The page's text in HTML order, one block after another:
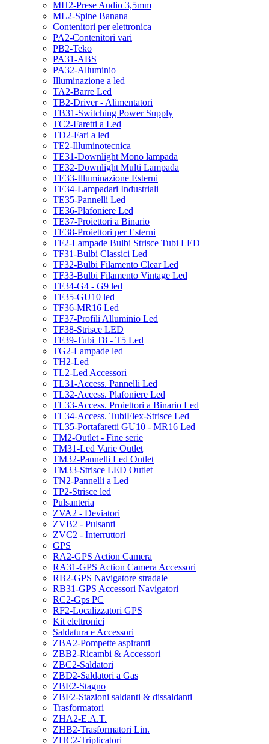
MH2-Prese Audio 3,5mm
ML2-Spine Banana
Contenitori per elettronica
PA2-Contenitori vari
PB2-Teko
PA31-ABS
PA32-Alluminio
Illuminazione a led
TA2-Barre Led
TB2-Driver - Alimentatori
TB31-Switching Power Supply
TC2-Faretti a Led
TD2-Fari a led
TE2-Illuminotecnica
TE31-Downlight Mono lampada
TE32-Downlight Multi Lampada
TE33-Illuminazione Esterni
TE34-Lampadari Industriali
TE35-Pannelli Led
TE36-Plafoniere Led
TE37-Proiettori a Binario
TE38-Proiettori per Esterni
TF2-Lampade Bulbi Strisce Tubi LED
TF31-Bulbi Classici Led
TF32-Bulbi Filamento Clear Led
TF33-Bulbi Filamento Vintage Led
TF34-G4 - G9 led
TF35-GU10 led
TF36-MR16 Led
TF37-Profili Alluminio Led
TF38-Strisce LED
TF39-Tubi T8 - T5 Led
TG2-Lampade led
TH2-Led
TL2-Led Accessori
TL31-Access. Pannelli Led
TL32-Access. Plafoniere Led
TL33-Access. Proiettori a Binario Led
TL34-Access. TubiFlex-Strisce Led
TL35-Portafaretti GU10 - MR16 Led
TM2-Outlet - Fine serie
TM31-Led Varie Outlet
TM32-Pannelli Led Outlet
TM33-Strisce LED Outlet
TN2-Pannelli a Led
TP2-Strisce led
Pulsanteria
ZVA2 - Deviatori
ZVB2 - Pulsanti
ZVC2 - Interruttori
GPS
RA2-GPS Action Camera
RA31-GPS Action Camera Accessori
RB2-GPS Navigatore stradale
RB31-GPS Accessori Navigatori
RC2-Gps PC
RF2-Localizzatori GPS
Kit elettronici
Saldatura e Accessori
ZBA2-Pompette aspiranti
ZBB2-Ricambi & Accessori
ZBC2-Saldatori
ZBD2-Saldatori a Gas
ZBE2-Stagno
ZBF2-Stazioni saldanti & dissaldanti
Trasformatori
ZHA2-E.A.T.
ZHB2-Trasformatori Lin.
ZHC2-Triplicatori